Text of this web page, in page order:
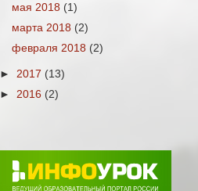
мая 2018 (1)
марта 2018 (2)
февраля 2018 (2)
► 2017 (13)
► 2016 (2)